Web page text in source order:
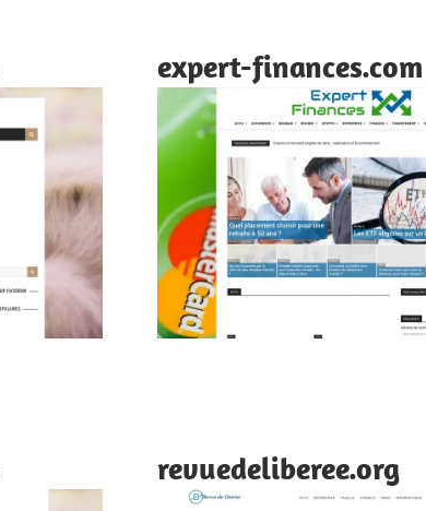
expert-finances.com
revuedeliberee.org